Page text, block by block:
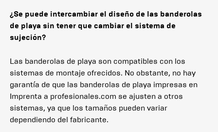
¿Se puede intercambiar el diseño de las banderolas
de playa sin tener que cambiar el sistema de
sujeción?
Las banderolas de playa son compatibles con los
sistemas de montaje ofrecidos. No obstante, no hay
garantía de que las banderolas de playa impresas en
Imprenta a profesionales.com se ajusten a otros
sistemas, ya que los tamaños pueden variar
dependiendo del fabricante.